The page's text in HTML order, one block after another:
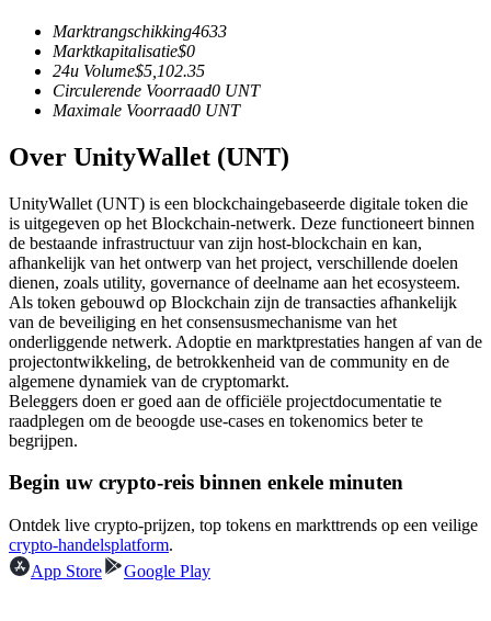
Futures met USDC als onderpand
Kopiëren Handel
Sluit je aan bij top traders
Word een Copy Trader
Geniet van winstdeling en copy trading commissies
Marktrangschikking4633
Marktkapitalisatie$0
24u Volume$5,102.35
Circulerende Voorraad0 UNT
Maximale Voorraad0 UNT
Over UnityWallet (UNT)
UnityWallet (UNT) is een blockchaingebaseerde digitale token die
is uitgegeven op het Blockchain-netwerk. Deze functioneert binnen
de bestaande infrastructuur van zijn host-blockchain en kan,
afhankelijk van het ontwerp van het project, verschillende doelen
dienen, zoals utility, governance of deelname aan het ecosysteem.
Als token gebouwd op Blockchain zijn de transacties afhankelijk
van de beveiliging en het consensusmechanisme van het
onderliggende netwerk. Adoptie en marktprestaties hangen af van de
projectontwikkeling, de betrokkenheid van de community en de
algemene dynamiek van de cryptomarkt.
Beleggers doen er goed aan de officiële projectdocumentatie te
raadplegen om de beoogde use-cases en tokenomics beter te
begrijpen.
Begin uw crypto-reis binnen enkele minuten
Ontdek live crypto-prijzen, top tokens en markttrends op een veilige
crypto-handelsplatform.
App Store
Google Play